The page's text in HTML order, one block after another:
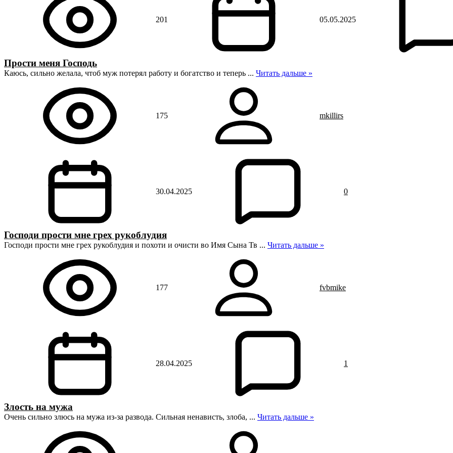
201 05.05.2025
Прости меня Господь
Каюсь, сильно желала, чтоб муж потерял работу и богатство и теперь ... Читать дальше »
175 mkillirs
30.04.2025 0
Господи прости мне грех рукоблудия
Господи прости мне грех рукоблудия и похоти и очисти во Имя Сына Тв ... Читать дальше »
177 fvbmike
28.04.2025 1
Злость на мужа
Очень сильно злюсь на мужа из-за развода. Сильная ненависть, злоба, ... Читать дальше »